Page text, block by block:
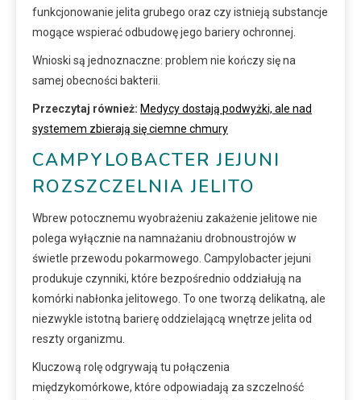
funkcjonowanie jelita grubego oraz czy istnieją substancje
mogące wspierać odbudowę jego bariery ochronnej.
Wnioski są jednoznaczne: problem nie kończy się na
samej obecności bakterii.
Przeczytaj również: Medycy dostają podwyżki, ale nad
systemem zbierają się ciemne chmury
CAMPYLOBACTER JEJUNI
ROZSZCZELNIA JELITO
Wbrew potocznemu wyobrażeniu zakażenie jelitowe nie
polega wyłącznie na namnażaniu drobnoustrojów w
świetle przewodu pokarmowego. Campylobacter jejuni
produkuje czynniki, które bezpośrednio oddziałują na
komórki nabłonka jelitowego. To one tworzą delikatną, ale
niezwykle istotną barierę oddzielającą wnętrze jelita od
reszty organizmu.
Kluczową rolę odgrywają tu połączenia
międzykomórkowe, które odpowiadają za szczelność